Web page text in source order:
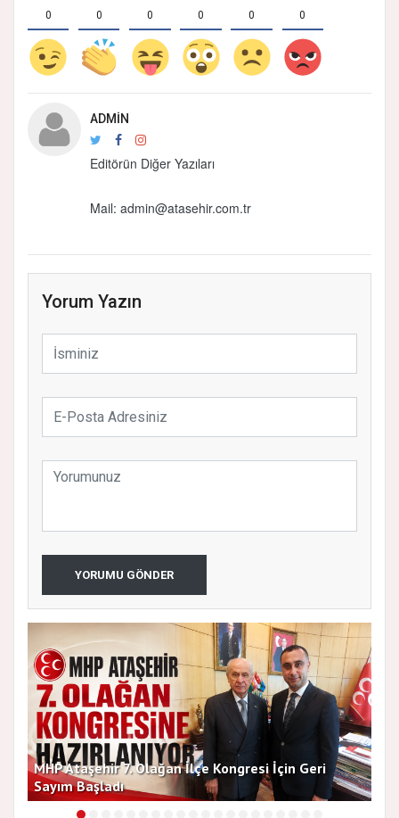
0 0 0 0 0 0
ADMIN
Editörün Diğer Yazıları
Mail: admin@atasehir.com.tr
Yorum Yazın
YORUMU GÖNDER
MHP Ataşehir 7. Olağan İlçe Kongresi İçin Geri
Sayım Başladı